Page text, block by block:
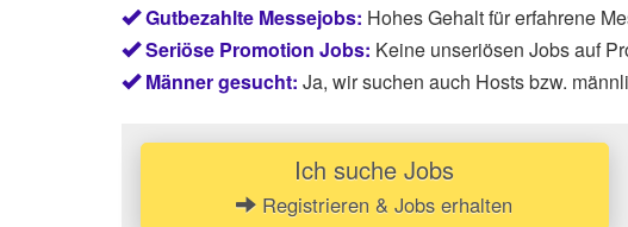
Gutbezahlte Messejobs: Hohes Gehalt für erfahrene
Seriöse Promotion Jobs: Keine unseriösen Jobs auf
Männer gesucht: Ja, wir suchen auch Hosts bzw.
Ich suche Jobs
Registrieren & Jobs erhalten